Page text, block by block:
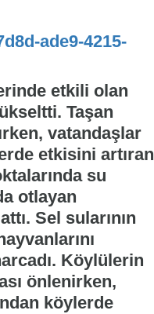
ade9-4215-
etkili olan
Taşan
vatandaşlar
etkisini artıran
su
otlayan
Sel sularının
Köylülerin
önlenirken,
köylerde